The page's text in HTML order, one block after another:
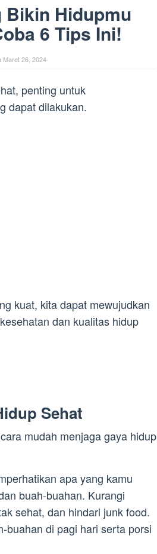
Bikin Hidupmu
6 Tips Ini!
Maret 26, 2024
penting untuk
dapat dilakukan.
kuat, kita dapat mewujudkan
dan kualitas hidup
Sehat
mudah menjaga gaya hidup
apa yang kamu
buah-buahan. Kurangi
sehat, dan hindari junk food.
buahan di pagi hari serta porsi